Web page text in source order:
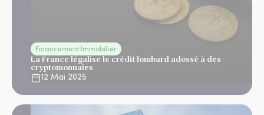
Financement Immobilier
La France légalise le crédit lombard adossé à des
cryptomonnaies
12 Mai 2025